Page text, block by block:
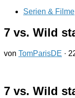
Serien & Filme
7 vs. Wild
von TomParisDE ·
7 vs. Wild